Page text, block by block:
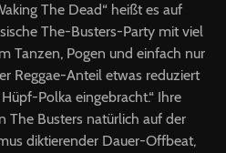
The Dead“ heißt es auf
The-Busters-Party mit viel
Tanzen, Pogen und einfach nur
Reggae-Anteil etwas reduziert
Polka eingebracht.“ Ihre
The Busters natürlich auf der
diktierender Dauer-Offbeat,